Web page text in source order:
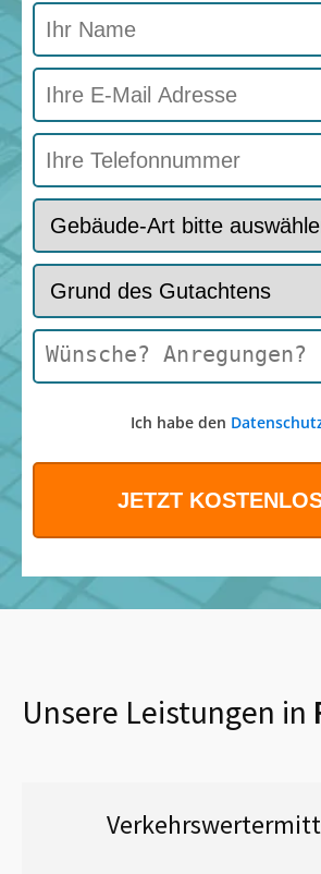
Ich habe den
Unsere Leistungen in